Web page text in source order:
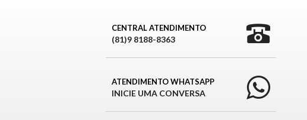
CENTRAL ATENDIMENTO
(81)9 8188-8363
ATENDIMENTO WHATSAPP
INICIE UMA CONVERSA